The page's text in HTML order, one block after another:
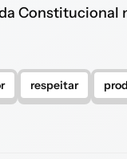
Constitucional
respeitar